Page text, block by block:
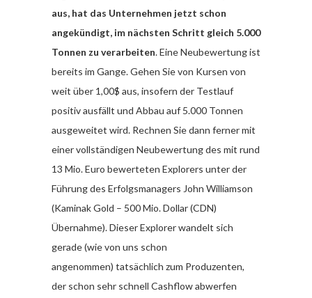
aus, hat das Unternehmen jetzt schon
angekündigt, im nächsten Schritt gleich 5.000
Tonnen zu verarbeiten. Eine Neubewertung ist
bereits im Gange. Gehen Sie von Kursen von
weit über 1,00$ aus, insofern der Testlauf
positiv ausfällt und Abbau auf 5.000 Tonnen
ausgeweitet wird. Rechnen Sie dann ferner mit
einer vollständigen Neubewertung des mit rund
13 Mio. Euro bewerteten Explorers unter der
Führung des Erfolgsmanagers John Williamson
(Kaminak Gold – 500 Mio. Dollar (CDN)
Übernahme). Dieser Explorer wandelt sich
gerade (wie von uns schon
angenommen) tatsächlich zum Produzenten,
der schon sehr schnell Cashflow abwerfen